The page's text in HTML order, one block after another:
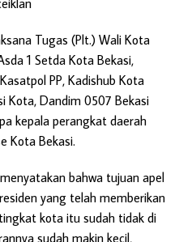
Tugas (Plt.) Wali Kota
1 Setda Kota Bekasi,
PP, Kadishub Kota
Kota, Dandim 0507 Bekasi
kepala perangkat daerah
Kota Bekasi.
bahwa tujuan apel
yang telah memberikan
kota itu sudah tidak di
sudah makin kecil,